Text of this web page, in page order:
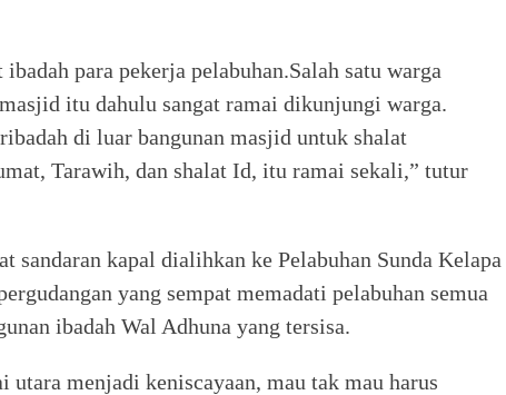
para pekerja pelabuhan.Salah satu warga
itu dahulu sangat ramai dikunjungi warga.
di luar bangunan masjid untuk shalat
Tarawih, dan shalat Id, itu ramai sekali,” tutur
sandaran kapal dialihkan ke Pelabuhan Sunda Kelapa
yang sempat memadati pelabuhan semua
ibadah Wal Adhuna yang tersisa.
utara menjadi keniscayaan, mau tak mau harus